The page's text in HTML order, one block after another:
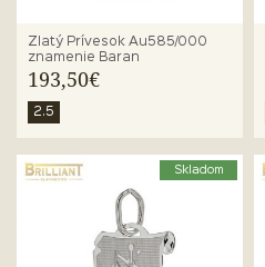
Zlatý Prívesok Au585/000
znamenie Baran
193,50€
2.5
Skladom